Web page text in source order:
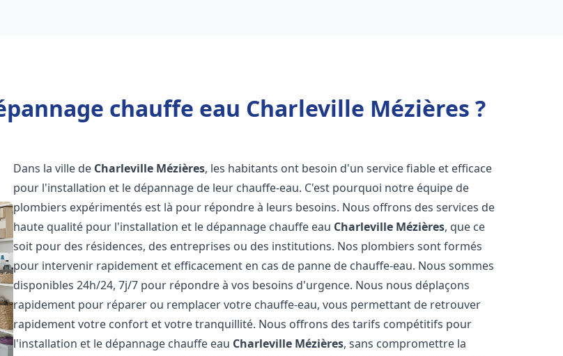
chauffe eau Charleville Mézières ?
Dans la ville de Charleville Mézières, les habitants ont besoin d'un service fiable et efficace
pour l'installation et le dépannage de leur chauffe-eau. C'est pourquoi notre équipe de
plombiers expérimentés est là pour répondre à leurs besoins. Nous offrons des services de
haute qualité pour l'installation et le dépannage chauffe eau Charleville Mézières, que ce
soit pour des résidences, des entreprises ou des institutions. Nos plombiers sont formés
pour intervenir rapidement et efficacement en cas de panne de chauffe-eau. Nous sommes
disponibles 24h/24, 7j/7 pour répondre à vos besoins d'urgence. Nous nous déplaçons
rapidement pour réparer ou remplacer votre chauffe-eau, vous permettant de retrouver
rapidement votre confort et votre tranquillité. Nous offrons des tarifs compétitifs pour
l'installation et le dépannage chauffe eau Charleville Mézières, sans compromettre la